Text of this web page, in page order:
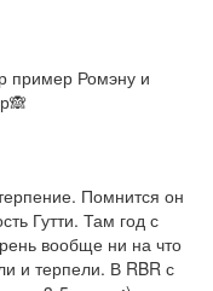
пример Ромэну и
Помнится он
Гутти. Там год с
вообще ни на что
и терпели. В RBR с